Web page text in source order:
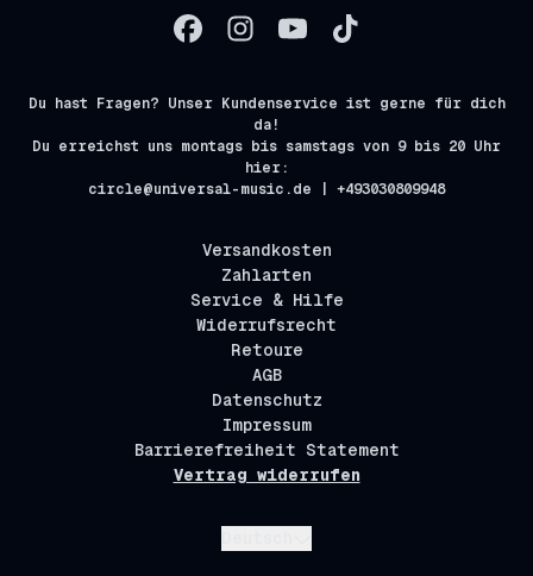
Du hast Fragen? Unser Kundenservice ist gerne für dich
da!
Du erreichst uns montags bis samstags von 9 bis 20 Uhr
hier:
circle@universal-music.de | +493030809948
Versandkosten
Zahlarten
Service & Hilfe
Widerrufsrecht
Retoure
AGB
Datenschutz
Impressum
Barrierefreiheit Statement
Vertrag widerrufen